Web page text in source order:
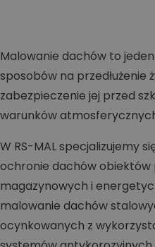
Malowanie dachów to
sposobów na przedłużenie
zabezpieczenie jej przed
warunków
W RS-MAL specjalizujemy
ochronie dachów obiektów
magazynowych i
malowanie dachów
ocynkowanych z